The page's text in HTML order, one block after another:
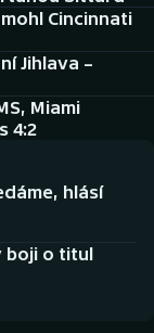
Cincinnati
Jihlava –
Miami
4:2
hlásí
boji o titul